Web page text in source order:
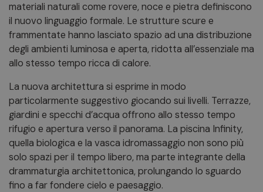
materiali naturali come rovere, noce e pietra definiscono
il nuovo linguaggio formale. Le strutture scure e
frammentate hanno lasciato spazio ad una distribuzione
degli ambienti luminosa e aperta, ridotta all’essenziale ma
allo stesso tempo ricca di calore.
La nuova architettura si esprime in modo
particolarmente suggestivo giocando sui livelli. Terrazze,
giardini e specchi d’acqua offrono allo stesso tempo
rifugio e apertura verso il panorama. La piscina Infinity,
quella biologica e la vasca idromassaggio non sono più
solo spazi per il tempo libero, ma parte integrante della
drammaturgia architettonica, prolungando lo sguardo
fino a far fondere cielo e paesaggio.